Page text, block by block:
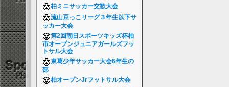
柏ミニサッカー交歓大会
流山豆っこリーグ３年生以下サ
ッカー大会
第2回朝日スポーツキッズ杯柏
市オープンジュニアガールズフッ
トサル大会
東葛少年サッカー大会6年生の
部
柏オープンJrフットサル大会